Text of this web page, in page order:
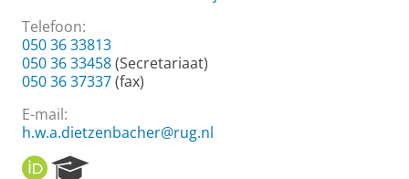
Telefoon:
050 36 33813
050 36 33458(Secretariaat)
050 36 37337(fax)
E-mail:
h.w.a.dietzenbacher@rug.nl
O